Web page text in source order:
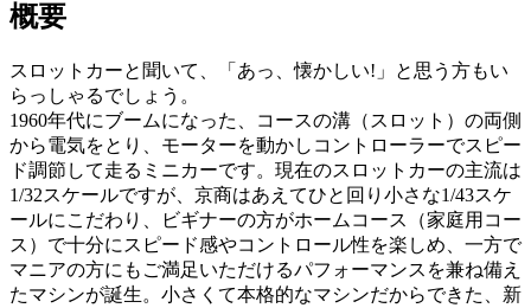
概要
スロットカーと聞いて、「あっ、懐かしい!」と思う方もい
らっしゃるでしょう。
1960年代にブームになった、コースの溝（スロット）の両側
から電気をとり、モーターを動かしコントローラーでスピー
ド調節して走るミニカーです。現在のスロットカーの主流は
1/32スケールですが、京商はあえてひと回り小さな1/43スケ
ールにこだわり、ビギナーの方がホームコース（家庭用コー
ス）で十分にスピード感やコントロール性を楽しめ、一方で
マニアの方にもご満足いただけるパフォーマンスを兼ね備え
たマシンが誕生。小さくて本格的なマシンだからできた、新